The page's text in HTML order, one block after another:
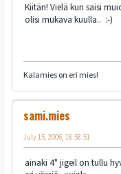
Kiitän! Vielä kun saisi
olisi mukava kuulla.. :-)
Kalamies on eri mies!
sami.mies
July 15, 2006, 18:58:51
ainaki 4" jigeil on tullu